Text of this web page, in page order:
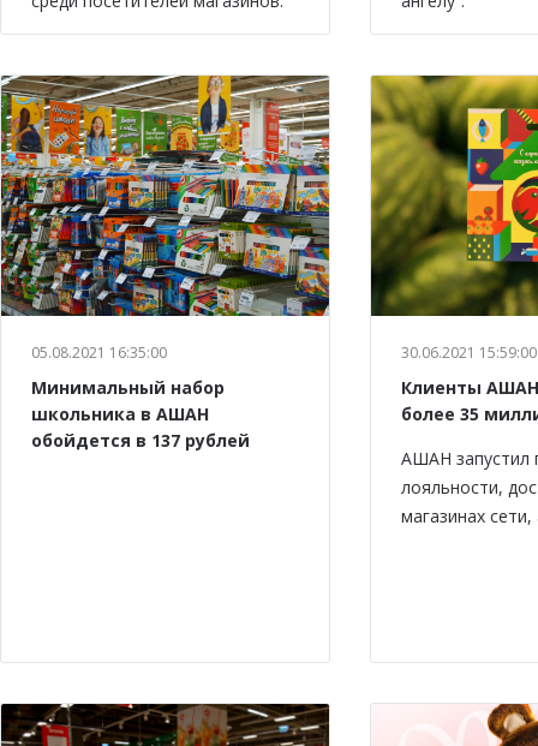
05.08.2021 16:35:00
Минимальный набор
школьника в АШАН
обойдется в 137 рублей
30.06.2021 15:59:00
Клиенты
более 35
АШАН запустил
лояльности,
магазинах